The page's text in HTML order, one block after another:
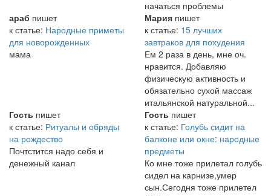
начаться проблемы
араб пишет
к статье: Народные приметы
для новорожденных
мама
Мария пишет
к статье: 15 лучших
завтраков для похудения
Ем 2 раза в день, мне оч.
нравится. Добавляю
физическую активность и
обязательно сухой массаж
итальянской натуральной...
Гость пишет
к статье: Ритуалы и обряды
на рождество
Почтстится надо себя и
денежный канал
Гость пишет
к статье: Голубь сидит на
балконе или окне: народные
предметы
Ко мне тоже прилетал голубь
сидел на карнизе,умер
сын.Сегодня тоже прилетел